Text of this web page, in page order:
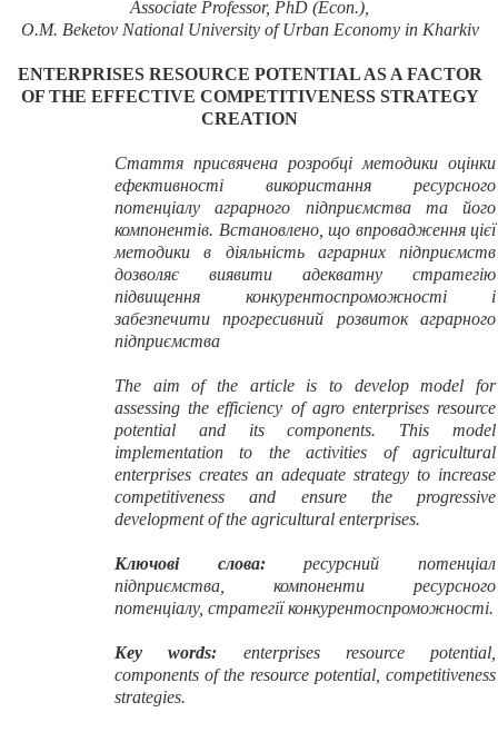
Associate Professor, PhD (Econ.),
O.M. Beketov National University of Urban Economy in Kharkiv
ENTERPRISES RESOURCE POTENTIAL AS A FACTOR
OF THE EFFECTIVE COMPETITIVENESS STRATEGY
CREATION
Стаття присвячена розробці методики оцінки
ефективності використання ресурсного
потенціалу аграрного підприємства та його
компонентів. Встановлено, що впровадження цієї
методики в діяльність аграрних підприємств
дозволяє виявити адекватну стратегію
підвищення конкурентоспроможності і
забезпечити прогресивний розвиток аграрного
підприємства
The aim of the article is to develop
model for
assessing the efficiency of agro enterprises resource
potential
and its components. This model
implementation to the activities
of agricultural
enterprises creates an adequate strategy to increase
competitiveness
and ensure the
progressive
development of the agricultural enterprises.
Ключові слова:ресурсний потенціал
підприємства, компоненти ресурсного
потенціалу, стратегії конкурентоспроможності.
Key words: enterprises resource potential
components of the resource potential, competitiveness
strategies.